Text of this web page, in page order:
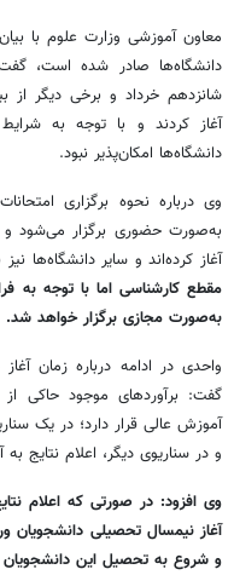
معاون آموزشی وزارت علوم با
دانشگاه‌ها صادر شده است،
شانزدهم خرداد و برخی دیگر
آغاز کردند و با توجه به
دانشگاه‌ها امکان‌پذیر نبود.
وی درباره نحوه برگزاری
به‌صورت حضوری برگزار می‌شود و
آغاز کرده‌اند و سایر دانشگاه‌ها
مقطع کارشناسی اما با توجه به
به‌صورت مجازی برگزار خواهد شد.
واحدی در ادامه درباره زمان
گفت: برآوردهای موجود حاکی
آموزش عالی قرار دارد؛ در یک
و در سناریوی دیگر، اعلام نتایج
وی افزود: در صورتی که اعلام
آغاز نیمسال تحصیلی دانشجویان
و شروع به تحصیل این